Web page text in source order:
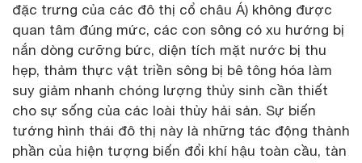
đặc trưng của các đô thị cổ châu Á) không được
quan tâm đúng mức, các con sông có xu hướng bị
nắn dòng cưỡng bức, diện tích mặt nước bị thu
hẹp, thảm thực vật triền sông bị bê tông hóa làm
suy giảm nhanh chóng lượng thủy sinh cần thiết
cho sự sống của các loài thủy hải sản. Sự biến
tướng hình thái đô thị này là những tác động thành
phần của hiện tượng biến đổi khí hậu toàn cầu, tàn